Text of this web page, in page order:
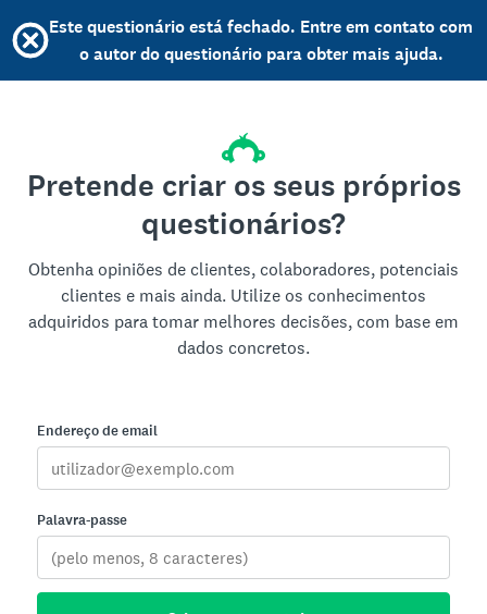
Este questionário está fechado. Entre em contato com
o autor do questionário para obter mais ajuda.
Pretende criar os seus próprios
questionários?
Obtenha opiniões de clientes, colaboradores, potenciais
clientes e mais ainda. Utilize os conhecimentos
adquiridos para tomar melhores decisões, com base em
dados concretos.
Endereço de email
Palavra-passe